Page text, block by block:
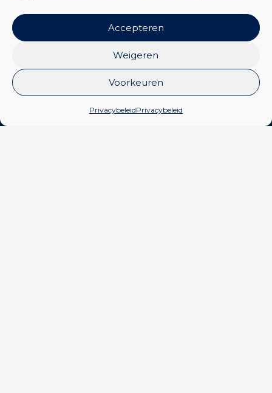
Accepteren
Weigeren
Voorkeuren
PrivacybeleidPrivacybeleid